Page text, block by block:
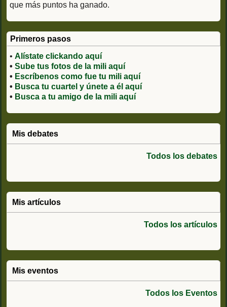
que más puntos ha ganado.
Primeros pasos
• Alístate clickando aquí
• Sube tus fotos de la mili aquí
• Escríbenos como fue tu mili aquí
• Busca tu cuartel y únete a él aquí
• Busca a tu amigo de la mili aquí
Mis debates
Todos los debates
Mis artículos
Todos los artículos
Mis eventos
Todos los Eventos